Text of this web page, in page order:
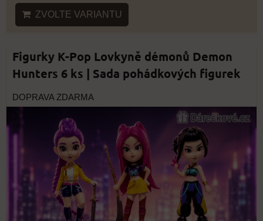
ZVOLTE VARIANTU
Figurky K-Pop Lovkyně démonů Demon
Hunters 6 ks | Sada pohádkových figurek
DOPRAVA ZDARMA